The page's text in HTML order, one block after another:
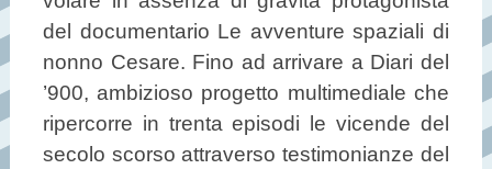
del documentario Le avventure spaziali di
nonno Cesare. Fino ad arrivare a Diari del
’900, ambizioso progetto multimediale che
ripercorre in trenta episodi le vicende del
secolo scorso attraverso testimonianze del